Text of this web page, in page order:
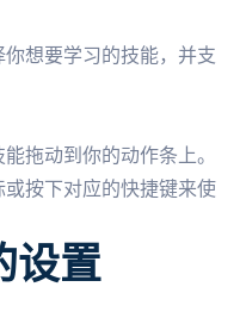
想要学习的技能，并支
拖动到你的动作条上。
按下对应的快捷键来使
设置